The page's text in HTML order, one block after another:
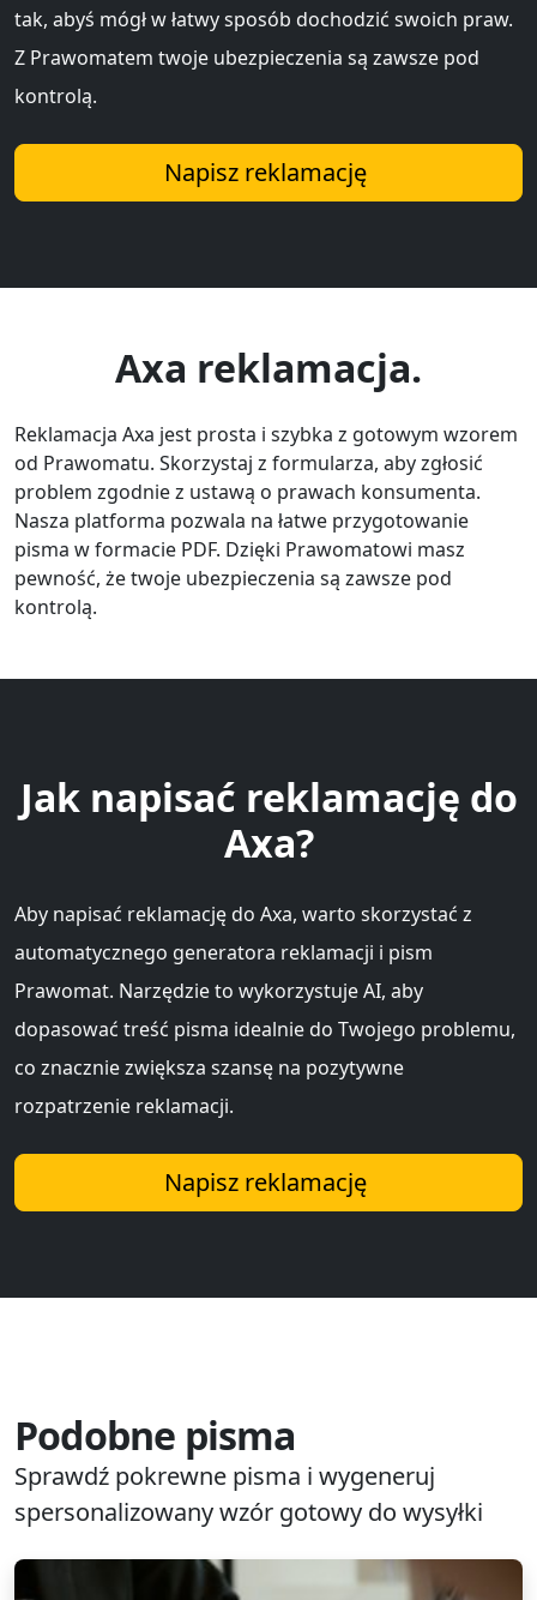
tak, abyś mógł w łatwy sposób dochodzić swoich praw.
Z Prawomatem twoje ubezpieczenia są zawsze pod
kontrolą.
Napisz reklamację
Axa reklamacja.
Reklamacja Axa jest prosta i szybka z gotowym wzorem
od Prawomatu. Skorzystaj z formularza, aby zgłosić
problem zgodnie z ustawą o prawach konsumenta.
Nasza platforma pozwala na łatwe przygotowanie
pisma w formacie PDF. Dzięki Prawomatowi masz
pewność, że twoje ubezpieczenia są zawsze pod
kontrolą.
Jak napisać reklamację do
Axa?
Aby napisać reklamację do Axa, warto skorzystać z
automatycznego generatora reklamacji i pism
Prawomat. Narzędzie to wykorzystuje AI, aby
dopasować treść pisma idealnie do Twojego problemu,
co znacznie zwiększa szansę na pozytywne
rozpatrzenie reklamacji.
Napisz reklamację
Podobne pisma
Sprawdź pokrewne pisma i wygeneruj
spersonalizowany wzór gotowy do wysyłki